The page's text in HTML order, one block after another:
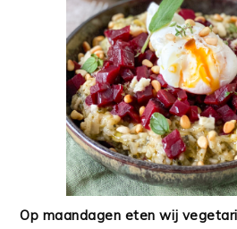
Op maandagen eten wij